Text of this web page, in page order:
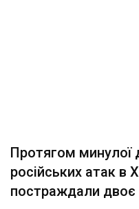
Протягом минулої
російських атак в
постраждали